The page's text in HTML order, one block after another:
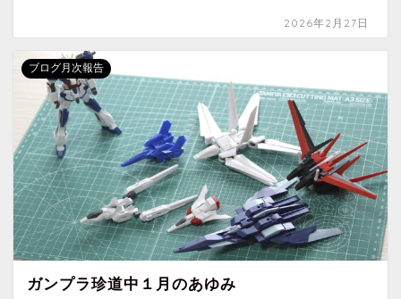
2026年2月27日
ブログ月次報告
ガンプラ珍道中１月のあゆみ